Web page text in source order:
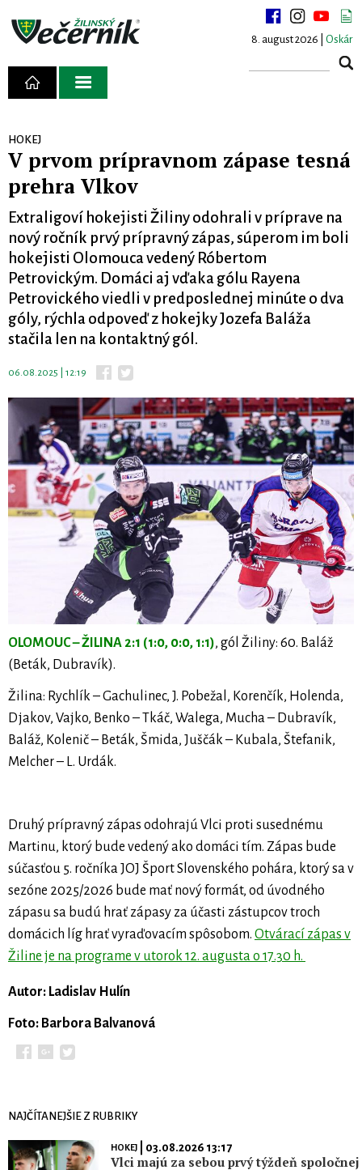
8. august 2026 | Oskár
HOKEJ
V prvom prípravnom zápase tesná
prehra Vlkov
Extraligoví hokejisti Žiliny odohrali v príprave na
nový ročník prvý prípravný zápas, súperom im boli
hokejisti Olomouca vedený Róbertom
Petrovickým. Domáci aj vďaka gólu Rayena
Petrovického viedli v predposlednej minúte o dva
góly, rýchla odpoveď z hokejky Jozefa Baláža
stačila len na kontaktný gól.
06.08.2025 | 12:19
OLOMOUC – ŽILINA 2:1 (1:0, 0:0, 1:1), gól Žiliny: 60. Baláž
(Beták, Dubravík).
Žilina: Rychlík – Gachulinec, J. Pobežal, Korenčík, Holenda,
Djakov, Vajko, Benko – Tkáč, Walega, Mucha – Dubravík,
Baláž, Kolenič – Beták, Šmida, Juščák – Kubala, Štefanik,
Melcher – L. Urdák.
Druhý prípravný zápas odohrajú Vlci proti susednému
Martinu, ktorý bude vedený ako domáci tím. Zápas bude
súčasťou 5. ročníka JOJ Šport Slovenského pohára, ktorý sa v
sezóne 2025/2026 bude mať nový formát, od úvodného
zápasu sa budú hrať zápasy za účasti zástupcov troch
domácich líg hrať vyraďovacím spôsobom. Otvárací zápas v
Žiline je na programe v utorok 12. augusta o 17.30 h.
Autor: Ladislav Hulín
Foto: Barbora Balvanová
NAJČÍTANEJŠIE Z RUBRIKY
HOKEJ| 03.08.2026 13:17
Vlci majú za sebou prvý týždeň spoločnej